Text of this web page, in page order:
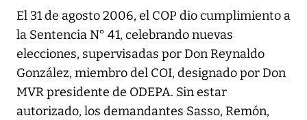
El 31 de agosto 2006, el COP dio cumplimiento a
la Sentencia N° 41, celebrando nuevas
elecciones, supervisadas por Don Reynaldo
González, miembro del COI, designado por Don
MVR presidente de ODEPA. Sin estar
autorizado, los demandantes Sasso, Remón,